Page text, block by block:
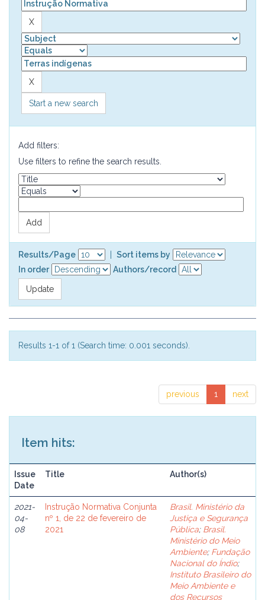
Start a new search
Add filters:
Use filters to refine the search results.
Results/Page
Sort items by
In order
Authors/record
Results 1-1 of 1 (Search time: 0.001 seconds).
previous 1 next
Item hits:
Issue
Date
Title Author(s)
2021-
04-
08
Instrução Normativa Conjunta
nº 1, de 22 de fevereiro de
2021
Brasil. Ministério da
Justiça e Segurança
Pública; Brasil.
Ministério do Meio
Ambiente; Fundação
Nacional do Índio;
Instituto Brasileiro do
Meio Ambiente e
dos Recursos